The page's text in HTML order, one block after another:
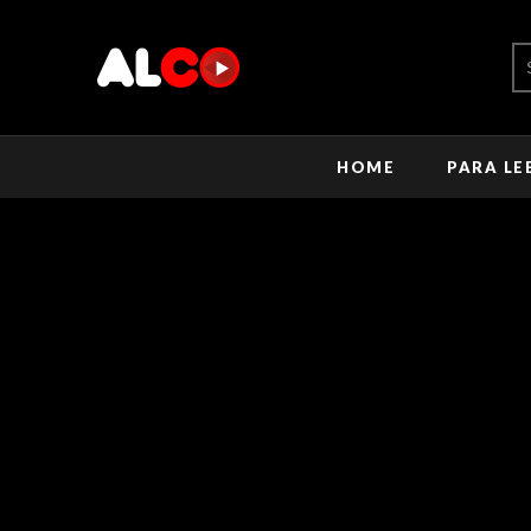
HOME PARA